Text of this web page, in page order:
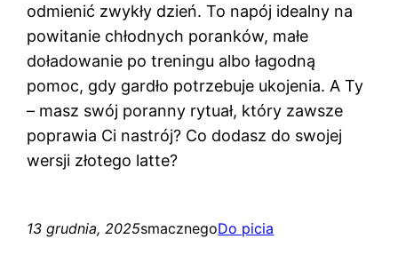
odmienić zwykły dzień. To napój idealny na
powitanie chłodnych poranków, małe
doładowanie po treningu albo łagodną
pomoc, gdy gardło potrzebuje ukojenia. A Ty
– masz swój poranny rytuał, który zawsze
poprawia Ci nastrój? Co dodasz do swojej
wersji złotego latte?
13 grudnia, 2025smacznegoDo picia